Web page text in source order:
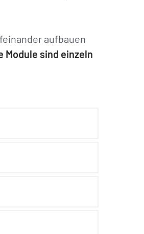
aufbauen
Module sind einzeln